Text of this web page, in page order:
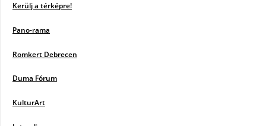
Kerülj a térképre!
Pano-rama
Romkert Debrecen
Duma Fórum
KulturArt